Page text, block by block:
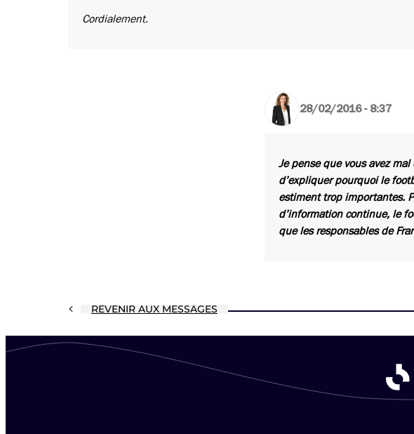
Cordialement.
28/02/2016 - 8:37
Je pense que vous avez
d’expliquer pourquoi le
estiment trop importantes.
d’information continue, le
que les responsables de
REVENIR AUX MESSAGES